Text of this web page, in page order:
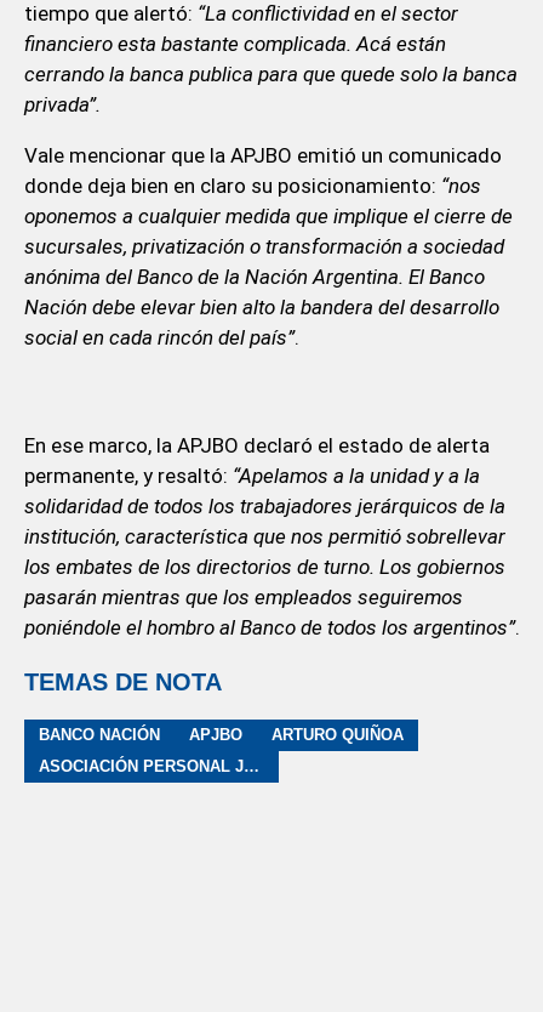
tiempo que alertó: “La conflictividad en el sector
financiero esta bastante complicada. Acá están
cerrando la banca publica para que quede solo la banca
privada”.
Vale mencionar que la APJBO emitió un comunicado
donde deja bien en claro su posicionamiento: “nos
oponemos a cualquier medida que implique el cierre de
sucursales, privatización o transformación a sociedad
anónima del Banco de la Nación Argentina. El Banco
Nación debe elevar bien alto la bandera del desarrollo
social en cada rincón del país”.
En ese marco, la APJBO declaró el estado de alerta
permanente, y resaltó: “Apelamos a la unidad y a la
solidaridad de todos los trabajadores jerárquicos de la
institución, característica que nos permitió sobrellevar
los embates de los directorios de turno. Los gobiernos
pasarán mientras que los empleados seguiremos
poniéndole el hombro al Banco de todos los argentinos”.
TEMAS DE NOTA
BANCO NACIÓN APJBO
ARTURO QUIÑOA
ASOCIACIÓN PERSONAL JERÁRQUICOS DE BANCOS OFICIALES